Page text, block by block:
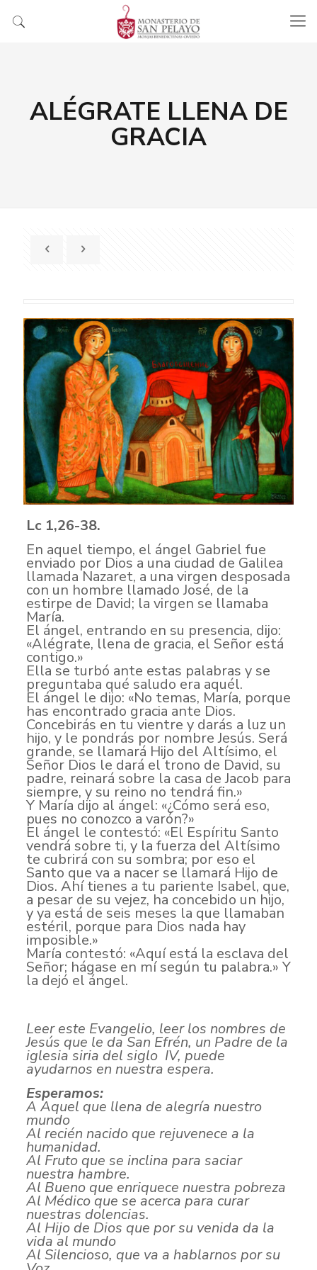
ALÉGRATE LLENA DE
GRACIA
Lc 1,26-38.
En aquel tiempo, el ángel Gabriel fue
enviado por Dios a una ciudad de Galilea
llamada Nazaret, a una virgen desposada
con un hombre llamado José, de la
estirpe de David; la virgen se llamaba
María.
El ángel, entrando en su presencia, dijo:
«Alégrate, llena de gracia, el Señor está
contigo.»
Ella se turbó ante estas palabras y se
preguntaba qué saludo era aquél.
El ángel le dijo: «No temas, María, porque
has encontrado gracia ante Dios.
Concebirás en tu vientre y darás a luz un
hijo, y le pondrás por nombre Jesús. Será
grande, se llamará Hijo del Altísimo, el
Señor Dios le dará el trono de David, su
padre, reinará sobre la casa de Jacob para
siempre, y su reino no tendrá fin.»
Y María dijo al ángel: «¿Cómo será eso,
pues no conozco a varón?»
El ángel le contestó: «El Espíritu Santo
vendrá sobre ti, y la fuerza del Altísimo
te cubrirá con su sombra; por eso el
Santo que va a nacer se llamará Hijo de
Dios. Ahí tienes a tu pariente Isabel, que,
a pesar de su vejez, ha concebido un hijo,
y ya está de seis meses la que llamaban
estéril, porque para Dios nada hay
imposible.»
María contestó: «Aquí está la esclava del
Señor; hágase en mí según tu palabra.» Y
la dejó el ángel.
Leer este Evangelio, leer los nombres de
Jesús que le da San Efrén, un Padre de la
iglesia siria del siglo IV, puede
ayudarnos en nuestra espera.
Esperamos:
A Aquel que llena de alegría nuestro
mundo
Al recién nacido que rejuvenece a la
humanidad.
Al Fruto que se inclina para saciar
nuestra hambre.
Al Bueno que enriquece nuestra pobreza
Al Médico que se acerca para curar
nuestras dolencias.
Al Hijo de Dios que por su venida da la
vida al mundo
Al Silencioso, que va a hablarnos por su